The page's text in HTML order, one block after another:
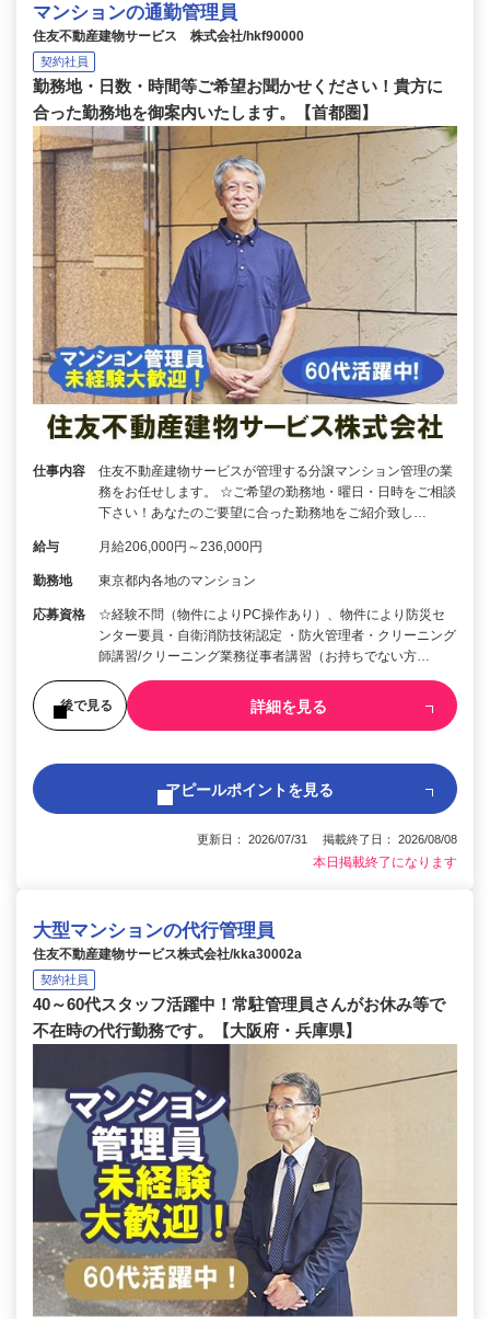
マンションの通勤管理員
住友不動産建物サービス 株式会社/hkf90000
契約社員
勤務地・日数・時間等ご希望お聞かせください！貴方に
合った勤務地を御案内いたします。【首都圏】
仕事内容
住友不動産建物サービスが管理する分譲マンション管理の業
務をお任せします。 ☆ご希望の勤務地・曜日・日時をご相談
下さい！あなたのご要望に合った勤務地をご紹介致し…
給与 月給206,000円～236,000円
勤務地 東京都内各地のマンション
応募資格
☆経験不問（物件によりPC操作あり）、物件により防災セ
ンター要員・自衛消防技術認定 ・防火管理者・クリーニング
師講習/クリーニング業務従事者講習（お持ちでない方…
後で見る 詳細を見る
アピールポイントを見る
更新日： 2026/07/31 掲載終了日： 2026/08/08
本日掲載終了になります
大型マンションの代行管理員
住友不動産建物サービス株式会社/kka30002a
契約社員
40～60代スタッフ活躍中！常駐管理員さんがお休み等で
不在時の代行勤務です。【大阪府・兵庫県】